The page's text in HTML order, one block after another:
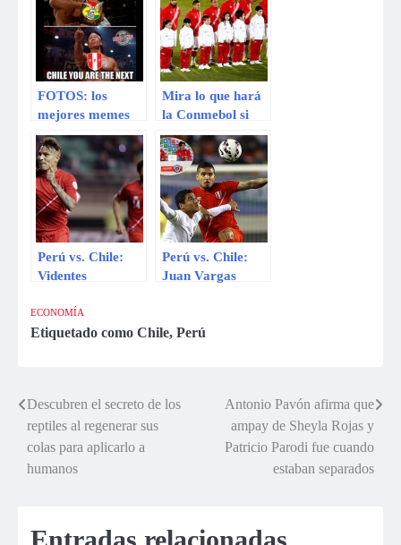
15
Caín”
FOTOS: los
mejores memes
de la previa del
Perú vs. Chile
Mira lo que hará
la Conmebol si
Chile abuchea el
himno de Perú
Perú vs. Chile:
Videntes
vaticinan victoria
de la
Perú vs. Chile:
Juan Vargas
‘mapochos’
ECONOMÍA
Etiquetado como Chile, Perú
Navegación
de
entradas
Descubren el secreto de los
reptiles al regenerar sus
colas para aplicarlo a
humanos
Antonio Pavón afirma que
ampay de Sheyla Rojas y
Patricio Parodi fue cuando
estaban separados